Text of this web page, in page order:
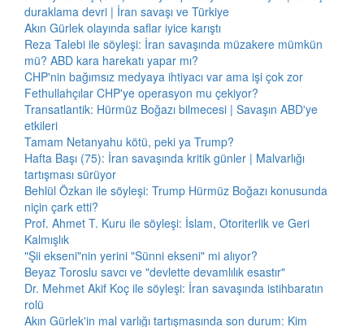
duraklama devri | İran savaşı ve Türkiye
Akın Gürlek olayında saflar iyice karıştı
Reza Talebi ile söyleşi: İran savaşında müzakere mümkün
mü? ABD kara harekatı yapar mı?
CHP'nin bağımsız medyaya ihtiyacı var ama işi çok zor
Fethullahçılar CHP'ye operasyon mu çekiyor?
Transatlantik: Hürmüz Boğazı bilmecesi | Savaşın ABD'ye
etkileri
Tamam Netanyahu kötü, peki ya Trump?
Hafta Başı (75): İran savaşında kritik günler | Malvarlığı
tartışması sürüyor
Behlül Özkan ile söyleşi: Trump Hürmüz Boğazı konusunda
niçin çark etti?
Prof. Ahmet T. Kuru ile söyleşi: İslam, Otoriterlik ve Geri
Kalmışlık
"Şii ekseni"nin yerini "Sünni ekseni" mi alıyor?
Beyaz Toroslu savcı ve "devlette devamlılık esastır"
Dr. Mehmet Akif Koç ile söyleşi: İran savaşında istihbaratın
rolü
Akın Gürlek'in mal varlığı tartışmasında son durum: Kim